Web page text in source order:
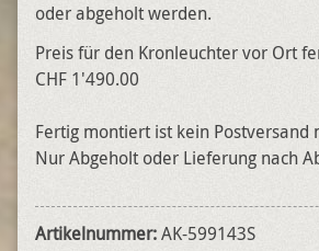
oder abgeholt werden.
Preis für den Kronleuchter vor Ort
CHF 1'490.00
Fertig montiert ist kein Postversand
Nur Abgeholt oder Lieferung nach
Artikelnummer:AK-599143S